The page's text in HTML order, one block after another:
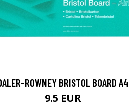
ROWNEY BRISTOL BOARD A4
9.5 EUR